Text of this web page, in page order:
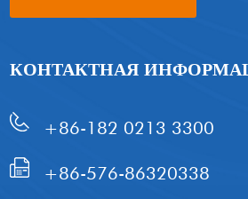
КОНТАКТНАЯ
+86-182 0213 3300
+86-576-86320338